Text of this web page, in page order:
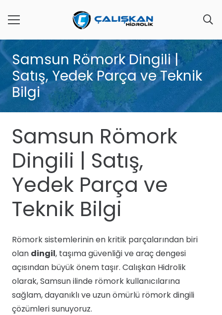
Samsun Römork Dingili |
Satış, Yedek Parça ve Teknik
Bilgi
Samsun Römork
Dingili | Satış,
Yedek Parça ve
Teknik Bilgi
Römork sistemlerinin en kritik parçalarından biri
olan dingil, taşıma güvenliği ve araç dengesi
açısından büyük önem taşır. Calışkan Hidrolik
olarak, Samsun ilinde römork kullanıcılarına
sağlam, dayanıklı ve uzun ömürlü römork dingili
çözümleri sunuyoruz.